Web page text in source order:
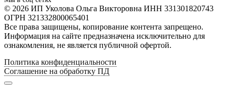
© 2026 ИП Уколова Ольга Викторовна ИНН 331301820743
ОГРН 321332800065401
Все права защищены, копирование контента запрещено.
Информация на сайте предназначена исключительно для
ознакомления, не является публичной офертой.
Политика конфиденциальности
Соглашение на обработку ПД